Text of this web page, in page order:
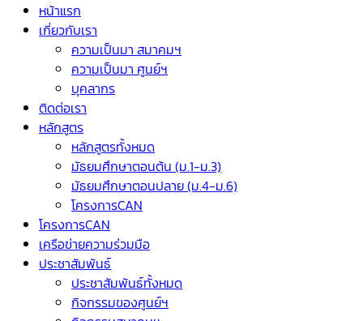
หน้าแรก
เกี่ยวกับเรา
ความเป็นมา สมาคมฯ
ความเป็นมา ศูนย์ฯ
บุคลากร
ติดต่อเรา
หลักสูตร
หลักสูตรทั้งหมด
มัธยมศึกษาตอนต้น (ม.1-ม.3)
มัธยมศึกษาตอนปลาย (ม.4-ม.6)
โครงการCAN
โครงการCAN
เครือข่ายความร่วมมือ
ประชาสัมพันธ์
ประชาสัมพันธ์ทั้งหมด
กิจกรรมของศูนย์ฯ